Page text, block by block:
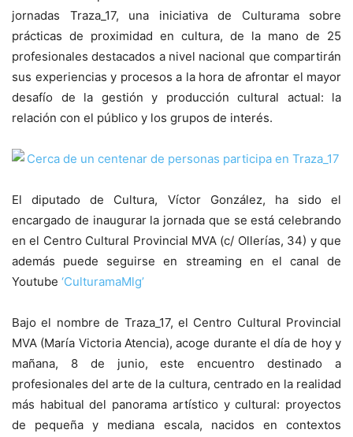
jornadas Traza_17, una iniciativa de Culturama sobre
prácticas de proximidad en cultura, de la mano de 25
profesionales destacados a nivel nacional que compartirán
sus experiencias y procesos a la hora de afrontar el mayor
desafío de la gestión y producción cultural actual: la
relación con el público y los grupos de interés.
El diputado de Cultura, Víctor González, ha sido el
encargado de inaugurar la jornada que se está celebrando
en el Centro Cultural Provincial MVA (c/ Ollerías, 34) y que
además puede seguirse en streaming en el canal de
Youtube ‘CulturamaMlg’
Bajo el nombre de Traza_17, el Centro Cultural Provincial
MVA (María Victoria Atencia), acoge durante el día de hoy y
mañana, 8 de junio, este encuentro destinado a
profesionales del arte de la cultura, centrado en la realidad
más habitual del panorama artístico y cultural: proyectos
de pequeña y mediana escala, nacidos en contextos